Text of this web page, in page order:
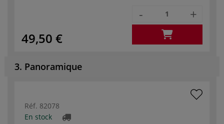
49,50 €
- +
3. Panoramique
Réf. 82078
En stock